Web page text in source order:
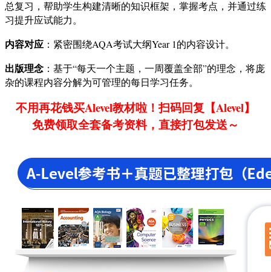
总复习，帮助学生构建清晰的知识框架，掌握考点，并通过练
习提升应试能力。
内容对应 ：紧密围绕AQA考试大纲Year 1的内容设计。
出版理念 ：基于“每天一个主题，一周覆盖全部”的理念，将庞
杂的课程内容分解为可管理的每日学习任务。
不用再花钱买Alevel教材啦！扫码回复【Alevel】
免费领取全套备考资料，直接打包发送～